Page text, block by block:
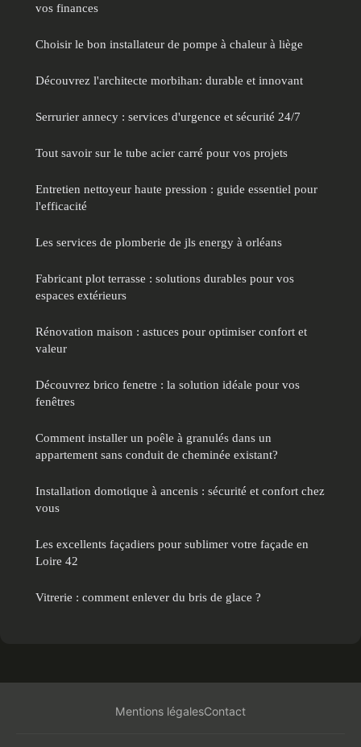
vos finances
Choisir le bon installateur de pompe à chaleur à liège
Découvrez l'architecte morbihan: durable et innovant
Serrurier annecy : services d'urgence et sécurité 24/7
Tout savoir sur le tube acier carré pour vos projets
Entretien nettoyeur haute pression : guide essentiel pour
l'efficacité
Les services de plomberie de jls energy à orléans
Fabricant plot terrasse : solutions durables pour vos
espaces extérieurs
Rénovation maison : astuces pour optimiser confort et
valeur
Découvrez brico fenetre : la solution idéale pour vos
fenêtres
Comment installer un poêle à granulés dans un
appartement sans conduit de cheminée existant?
Installation domotique à ancenis : sécurité et confort chez
vous
Les excellents façadiers pour sublimer votre façade en
Loire 42
Vitrerie : comment enlever du bris de glace ?
Mentions légalesContact